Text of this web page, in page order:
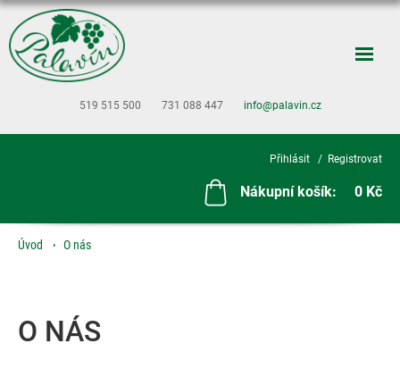
519 515 500 731 088 447 info@palavin.cz
Přihlásit Registrovat
Nákupní košík: 0 Kč
Úvod O nás
O NÁS